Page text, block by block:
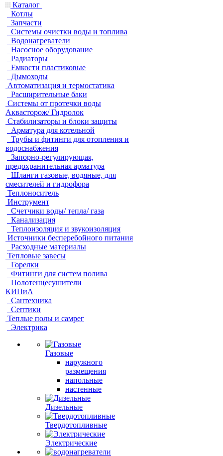
Каталог
Котлы
Запчасти
Системы очистки воды и топлива
Водонагреватели
Насосное оборудование
Радиаторы
Емкости пластиковые
Дымоходы
Автоматизация и термостатика
Расширительные баки
Системы от протечки воды
Аквасторож/ Гидролок
Стабилизаторы и блоки защиты
Арматура для котельной
Трубы и фитинги для отопления и
водоснабжения
Запорно-регулирующая,
предохранительная арматура
Шланги газовые, водяные, для
смесителей и гидрофора
Теплоноситель
Инструмент
Счетчики воды/ тепла/ газа
Канализация
Теплоизоляция и звукоизоляция
Источники бесперебойного питания
Расходные материалы
Тепловые завесы
Горелки
Фитинги для систем полива
Полотенцесушители
КИПиА
Сантехника
Септики
Теплые полы и самрег
Электрика
Газовые
наружного
размещения
напольные
настенные
Дизельные
Твердотопливные
Электрические